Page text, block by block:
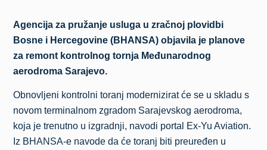
Agencija za pružanje usluga u zračnoj plovidbi
Bosne i Hercegovine (BHANSA) objavila je planove
za remont kontrolnog tornja Međunarodnog
aerodroma Sarajevo.
Obnovljeni kontrolni toranj modernizirat će se u skladu s
novom terminalnom zgradom Sarajevskog aerodroma,
koja je trenutno u izgradnji, navodi portal Ex-Yu Aviation.
Iz BHANSA-e navode da će toranj biti preuređen u